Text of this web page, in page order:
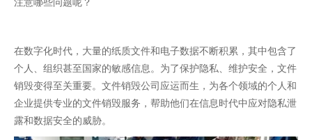
在数字化时代，大量的纸质文件和电子数据不断积累，其中包含了
个人、组织甚至国家的敏感信息。为了保护隐私、维护安全，文件
销毁变得至关重要。文件销毁公司应运而生，为各个领域的个人和
企业提供专业的文件销毁服务，帮助他们在信息时代中应对隐私泄
露和数据安全的威胁。